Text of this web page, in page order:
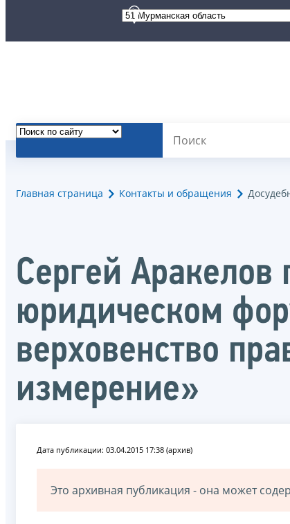
Главная страница Контакты и обращения
Сергей Аракелов
юридическом
верховенство
измерение»
Дата публикации: 03.04.2015 17:38 (архив)
Это архивная публикация - она может